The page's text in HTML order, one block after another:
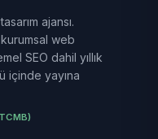
ajansı.
web
SEO dahil yıllık
içinde yayına